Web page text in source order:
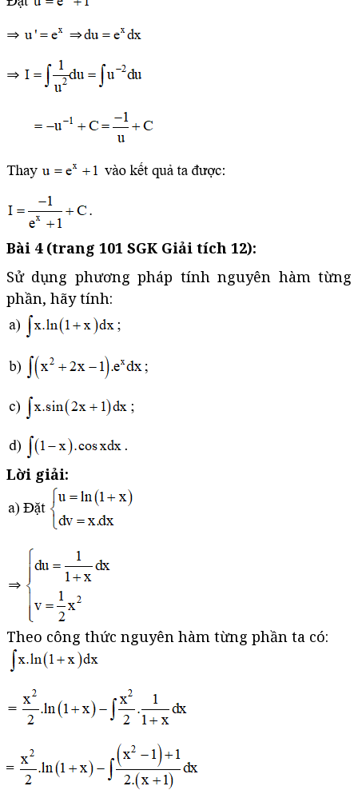
Bài 4 (trang 101 SGK Giải tích 12):
Sử dụng phương pháp tính nguyên hàm từng
phần, hãy tính:
Lời giải:
Theo công thức nguyên hàm từng phần ta có: